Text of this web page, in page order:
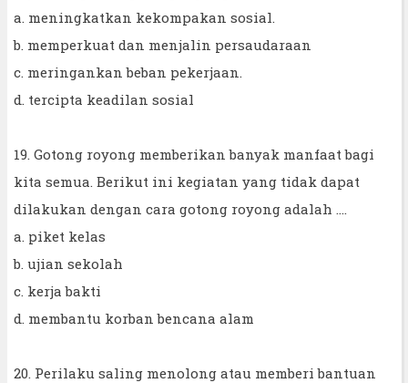
a. meningkatkan kekompakan sosial.
b. memperkuat dan menjalin persaudaraan
c. meringankan beban pekerjaan.
d. tercipta keadilan sosial
19. Gotong royong memberikan banyak manfaat bagi
kita semua. Berikut ini kegiatan yang tidak dapat
dilakukan dengan cara gotong royong adalah ....
a. piket kelas
b. ujian sekolah
c. kerja bakti
d. membantu korban bencana alam
20. Perilaku saling menolong atau memberi bantuan